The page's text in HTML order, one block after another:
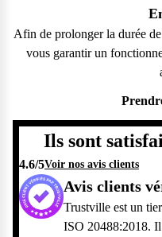
Afin de prolonger la durée
vous garantir un
Ils sont
4.6/5Voir nos avis clients
Avis clients
Trustville est un
ISO 20488:2018. Il